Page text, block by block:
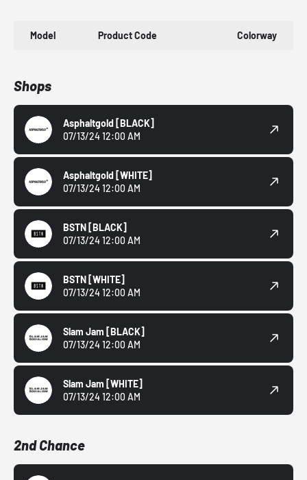
Model Product Code Colorway
Shops
Asphaltgold [BLACK]
07/13/24 12:00 AM
Asphaltgold [WHITE]
07/13/24 12:00 AM
BSTN [BLACK]
07/13/24 12:00 AM
BSTN [WHITE]
07/13/24 12:00 AM
Slam Jam [BLACK]
07/13/24 12:00 AM
Slam Jam [WHITE]
07/13/24 12:00 AM
2nd Chance